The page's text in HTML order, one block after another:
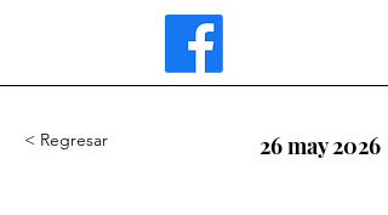
< Regresar 26 may 2026